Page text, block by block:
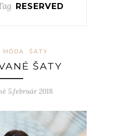
RESERVED
MÓDA ŠATY
ŠATY
5.február 2018